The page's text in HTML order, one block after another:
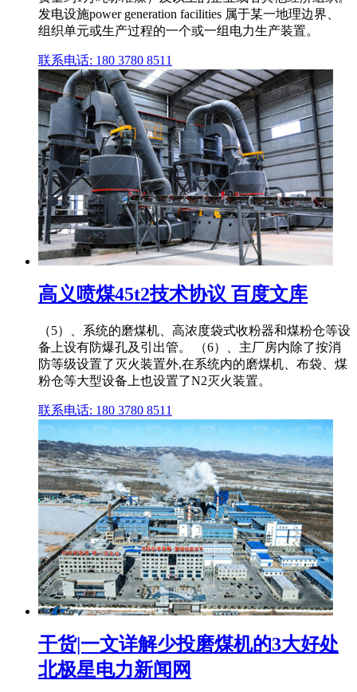
发电设施power generation facilities 属于某一地理边界、
组织单元或生产过程的一个或一组电力生产装置。
联系电话: 180 3780 8511
高义喷煤45t2技术协议 百度文库
（5）、系统的磨煤机、高浓度袋式收粉器和煤粉仓等设
备上设有防爆孔及引出管。 （6）、主厂房内除了按消
防等级设置了灭火装置外,在系统内的磨煤机、布袋、煤
粉仓等大型设备上也设置了N2灭火装置。
联系电话: 180 3780 8511
干货|一文详解少投磨煤机的3大好处
北极星电力新闻网